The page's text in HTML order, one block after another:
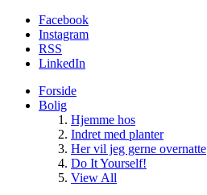
Facebook
Instagram
RSS
LinkedIn
Forside
Bolig
Hjemme hos
Indret med planter
Her vil jeg gerne overnatte
Do It Yourself!
View All